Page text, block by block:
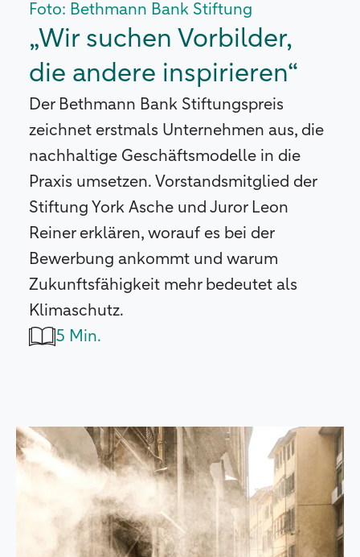
Foto: Bethmann Bank Stiftung
„Wir suchen Vorbilder,
die andere inspirieren“
Der Bethmann Bank Stiftungspreis
zeichnet erstmals Unternehmen aus, die
nachhaltige Geschäftsmodelle in die
Praxis umsetzen. Vorstandsmitglied der
Stiftung York Asche und Juror Leon
Reiner erklären, worauf es bei der
Bewerbung ankommt und warum
Zukunftsfähigkeit mehr bedeutet als
Klimaschutz.
5 Min.